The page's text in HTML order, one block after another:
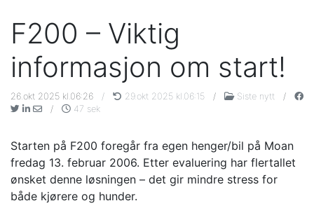
F200 – Viktig
informasjon om start!
26.okt 2025 kl.06:26 / 29.okt 2025 kl.06:15 / Siste nytt
/
/
47 sek
Starten på F200 foregår fra egen henger/bil på Moan
fredag 13. februar 2006. Etter evaluering har flertallet
ønsket denne løsningen – det gir mindre stress for
både kjørere og hunder.